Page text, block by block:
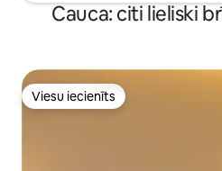
Cauca: citi lieliski
Viesu iecienīts
Viesu iecienīts